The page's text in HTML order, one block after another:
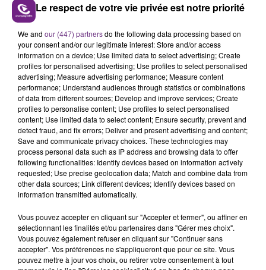
VENEZ FÊTER CE WEEK-END
L'ANNIVERSAIRE DE WOINIC
Ce samedi 8 août sera un grand jour :
l'anniversaire du plus gros sanglier du monde.
Une fête est donc organisée et vous êtes tous
conviés !
TITRES DIFFUSÉS
13h08
13h08
CHRISTOPHE MAE
La Lune
13h04
13h04
ED SHEERAN
Shape Of You
Le respect de votre vie privée est notre priorité
We and our (447) partnersdo the following data processing based on
your consent and/or our legitimate interest: Store and/or access
information on a device; Use limited data to select advertising; Create
profiles for personalised advertising; Use profiles to select personalised
advertising; Measure advertising performance; Measure content
performance; Understand audiences through statistics or combinations
of data from different sources; Develop and improve services; Create
profiles to personalise content; Use profiles to select personalised
content; Use limited data to select content; Ensure security, prevent and
detect fraud, and fix errors; Deliver and present advertising and content;
Save and communicate privacy choices. These technologies may
process personal data such as IP address and browsing data to offer
following functionalities: Identify devices based on information actively
requested; Use precise geolocation data; Match and combine data from
other data sources; Link different devices; Identify devices based on
information transmitted automatically.
Vous pouvez accepter en cliquant sur "Accepter et fermer", ou affiner en
sélectionnant les finalités et/ou partenaires dans "Gérer mes choix".
Vous pouvez également refuser en cliquant sur "Continuer sans
accepter". Vos préférences ne s'appliqueront que pour ce site. Vous
pouvez mettre à jour vos choix, ou retirer votre consentement à tout